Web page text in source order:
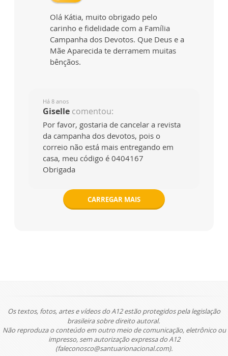
Olá Kátia, muito obrigado pelo
carinho e fidelidade com a Família
Campanha dos Devotos. Que Deus e a
Mãe Aparecida te derramem muitas
bênçãos.
Há 8 anos
Giselle comentou:
Por favor, gostaria de cancelar a revista
da campanha dos devotos, pois o
correio não está mais entregando em
casa, meu código é 0404167
Obrigada
CARREGAR MAIS
Os textos, fotos, artes e vídeos do A12 estão protegidos pela legislação
brasileira sobre direito autoral.
Não reproduza o conteúdo em outro meio de comunicação, eletrônico ou
impresso, sem autorização expressa do A12
(faleconosco@santuarionacional.com).